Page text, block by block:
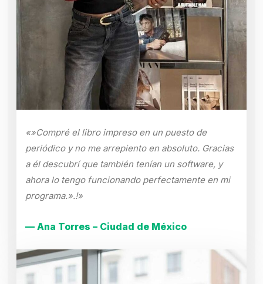
«»Compré el libro impreso en un puesto de
periódico y no me arrepiento en absoluto. Gracias
a él descubrí que también tenían un software, y
ahora lo tengo funcionando perfectamente en mi
programa.».!»
— Ana Torres – Ciudad de México